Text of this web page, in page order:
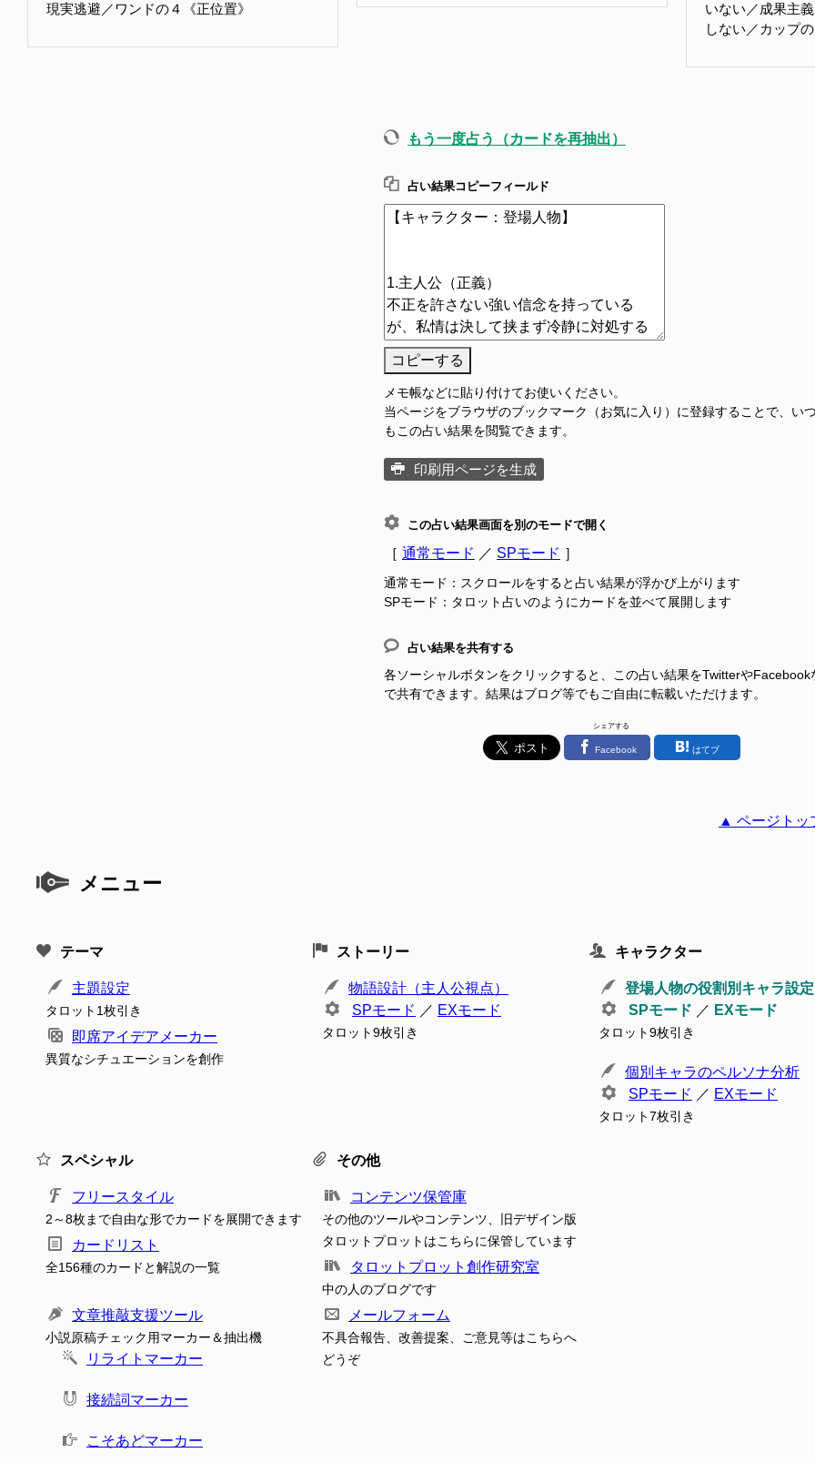
現実逃避／ワンドの４《正位置》
いない／成果主
しない／カップ
もう一度占う（カードを再抽出）
占い結果コピーフィールド
コピーする
メモ帳などに貼り付けてお使いください。
当ページをブラウザのブックマーク（お気に入り）に登録することで、い
もこの占い結果を閲覧できます。
印刷用ページを生成
この占い結果画面を別のモードで開く
［ 通常モード ／ SPモード ］
通常モード：スクロールをすると占い結果が浮かび上がります
SPモード：タロット占いのようにカードを並べて展開します
占い結果を共有する
各ソーシャルボタンをクリックすると、この占い結果をTwitterやFacebook
で共有できます。結果はブログ等でもご自由に転載いただけます。
シェアする
Facebook はてブ
▲ ページトッ
メニュー
テーマ
主題設定
タロット1枚引き
即席アイデアメーカー
異質なシチュエーションを創作
ストーリー
物語設計（主人公視点）
SPモード ／ EXモード
タロット9枚引き
キャラクター
登場人物の役割別キャラ設定
SPモード ／ EXモード
タロット9枚引き
個別キャラのペルソナ分析
SPモード ／ EXモード
タロット7枚引き
スペシャル
フリースタイル
2～8枚まで自由な形でカードを展開できます
カードリスト
全156種のカードと解説の一覧
文章推敲支援ツール
小説原稿チェック用マーカー＆抽出機
リライトマーカー
接続詞マーカー
こそあどマーカー
その他
コンテンツ保管庫
その他のツールやコンテンツ、旧デザイン版
タロットプロットはこちらに保管しています
タロットプロット創作研究室
中の人のブログです
メールフォーム
不具合報告、改善提案、ご意見等はこちらへ
どうぞ